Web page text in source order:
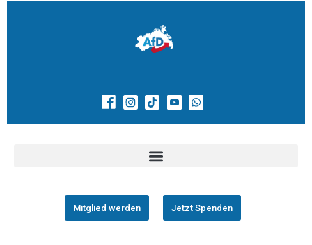
Mitglied werden Jetzt Spenden